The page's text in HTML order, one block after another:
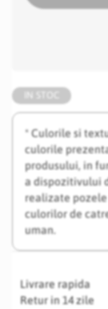
* Culorile si
culorile
produsului, in
a dispozitivului
realizate
culorilor de
uman.
Livrare rapida
Retur in 14 zile